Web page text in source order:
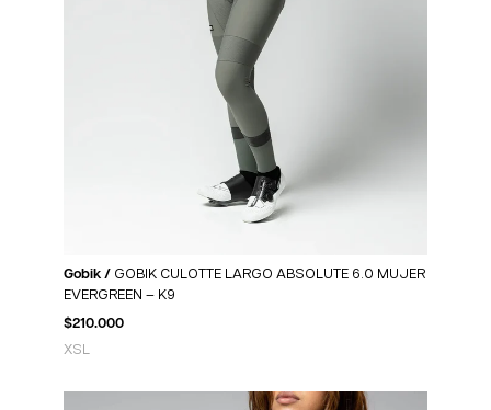
Gobik / GOBIK CULOTTE LARGO ABSOLUTE 6.0 MUJER
EVERGREEN – K9
$210.000
XS L